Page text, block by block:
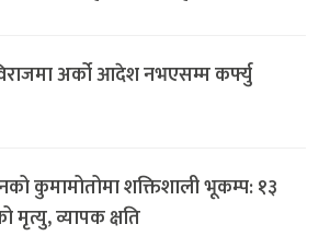
अर्को आदेश नभएसम्म कर्फ्यु
कुमामोतोमा शक्तिशाली भूकम्प: १३
मृत्यु, व्यापक क्षति